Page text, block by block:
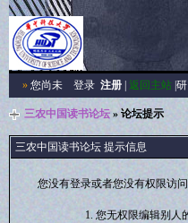
»您尚未 登录 注册| 返回主站|
三农中国读书论坛» 论坛提示
三农中国读书论坛 提示信息
您没有登录或者您没有权限访
您无权限编辑别人